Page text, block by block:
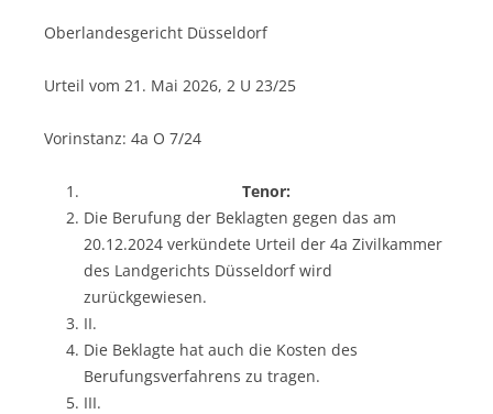
Oberlandesgericht Düsseldorf
Urteil vom 21. Mai 2026, 2 U 23/25
Vorinstanz: 4a O 7/24
Tenor:
Die Berufung der Beklagten gegen das am
20.12.2024 verkündete Urteil der 4a Zivilkammer
des Landgerichts Düsseldorf wird
zurückgewiesen.
II.
Die Beklagte hat auch die Kosten des
Berufungsverfahrens zu tragen.
III.